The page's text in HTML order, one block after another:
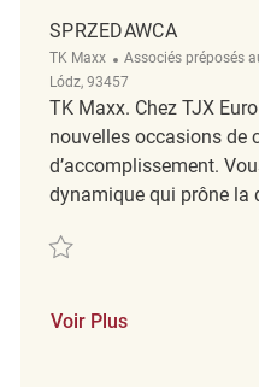
SPRZEDAWCA
TK Maxx Catégorie
Associés préposés
Lódz, 93457
TK Maxx. Chez TJX
nouvelles occasions de
d’accomplissement.
dynamique qui prône la
Sauvegarder Sprzedawca
Voir Plus